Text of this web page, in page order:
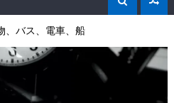
、バス、電車、船